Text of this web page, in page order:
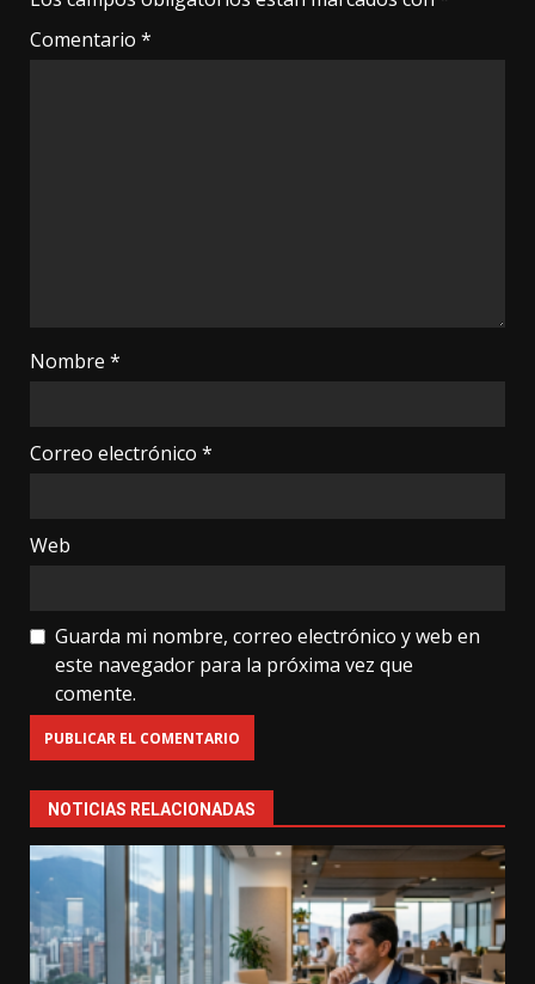
Comentario *
Nombre *
Correo electrónico *
Web
Guarda mi nombre, correo electrónico y web en
este navegador para la próxima vez que
comente.
NOTICIAS RELACIONADAS